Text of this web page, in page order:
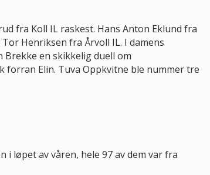
fra Koll IL raskest. Hans Anton Eklund fra
Henriksen fra Årvoll IL. I damens
Brekke en skikkelig duell om
forran Elin. Tuva Oppkvitne ble nummer tre
løpet av våren, hele 97 av dem var fra